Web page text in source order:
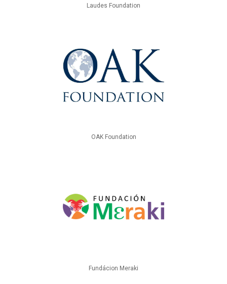
Laudes Foundation
OAK Foundation
Fundácion Meraki